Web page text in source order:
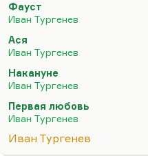
выводит из брака, в
любила, и она
неизбежно, потому
Фауста (читай
погибает, как Аксинья,
Лолита. Во всех
героини. И там, в
она полюбила его, она
это чувство ее убило.
Фауст
Иван Тургенев
Ася
Иван Тургенев
Накануне
Иван Тургенев
Первая любовь
Иван Тургенев
Иван Тургенев